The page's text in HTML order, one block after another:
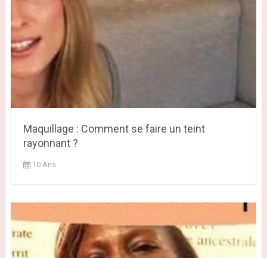
Maquillage : Comment se faire un teint
rayonnant ?
10 Ans